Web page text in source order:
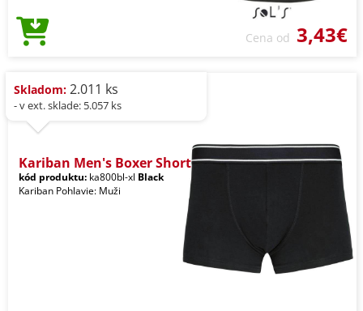
Cena od 3,43€
Skladom: 2.011 ks
- v ext. sklade: 5.057 ks
Kariban Men's Boxer Short
kód produktu: ka800bl-xl Black
Kariban Pohlavie: Muži